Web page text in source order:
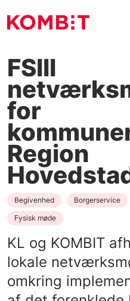
FSIII
for
Region
Begivenhed Borgerservice
Fysisk møde
KL og KOMBIT
lokale
omkring